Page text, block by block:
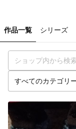
作品一覧 シリーズ